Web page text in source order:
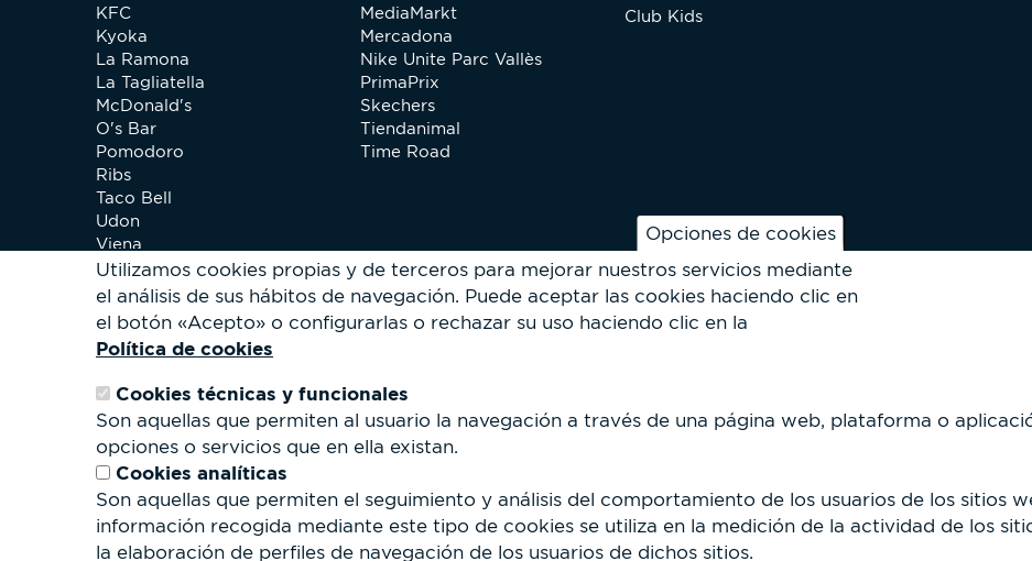
Opciones de cookies
Utilizamos cookies propias y de terceros para mejorar nuestros servicios mediante
el análisis de sus hábitos de navegación. Puede aceptar las cookies haciendo clic en
el botón «Acepto» o configurarlas o rechazar su uso haciendo clic en la
Política de cookies
Cookies técnicas y funcionales
Son aquellas que permiten al usuario la navegación a través de una página web, plataforma o
opciones o servicios que en ella existan.
Cookies analíticas
Son aquellas que permiten el seguimiento y análisis del comportamiento de los usuarios de los sitios
información recogida mediante este tipo de cookies se utiliza en la medición de la actividad de los
la elaboración de perfiles de navegación de los usuarios de dichos sitios.
KFC
Kyoka
La Ramona
La Tagliatella
McDonald's
O's Bar
Pomodoro
Ribs
Taco Bell
Udon
Viena
Xip Pollo
MediaMarkt
Mercadona
Nike Unite Parc Vallès
PrimaPrix
Skechers
Tiendanimal
Time Road
Club Kids